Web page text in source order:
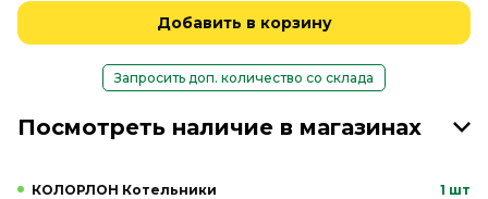
Добавить в корзину
Запросить доп. количество со склада
Посмотреть наличие в магазинах
КОЛОРЛОН Котельники 1 шт